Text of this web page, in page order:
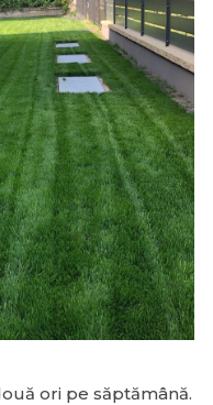
ori pe săptămână.